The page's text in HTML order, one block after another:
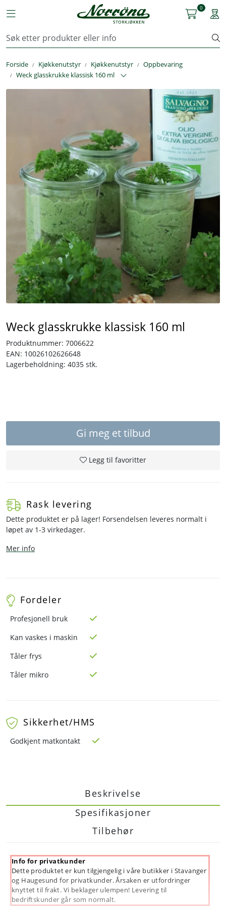
Toggle navigation
0
Forside Kjøkkenutstyr Kjøkkenutstyr
Oppbevaring
Weck glasskrukke klassisk 160 ml
Weck glasskrukke klassisk 160 ml
Produktnummer: 7006622
EAN: 10026102626648
Lagerbeholdning: 4035 stk.
Gi meg et tilbud
Legg til favoritter
Beskrivelse
Spesifikasjoner
Tilbehør
Info for privatkunder
Dette produktet er kun tilgjengelig i våre butikker i Stavanger
og Haugesund for privatkunder. Årsaken er utfordringer
knyttet til frakt. Vi beklager ulempen! Levering til
bedriftskunder går som normalt.
Rask levering
Dette produktet er på lager! Forsendelsen leveres normalt i
løpet av 1-3 virkedager.
Mer info
Fordeler
Profesjonell bruk
Kan vaskes i maskin
Tåler frys
Tåler mikro
Sikkerhet/HMS
Godkjent matkontakt
Kjøkkenutstyr
Storkjøkken
Reservedeler
Service
OUTLET
Løsninger
Tjenester
Bransjer
Kontakt